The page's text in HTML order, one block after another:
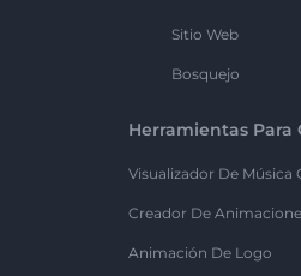
Sitio Web
Bosquejo
Herramientas Para
Visualizador De Música
Creador De
Animación De Logo